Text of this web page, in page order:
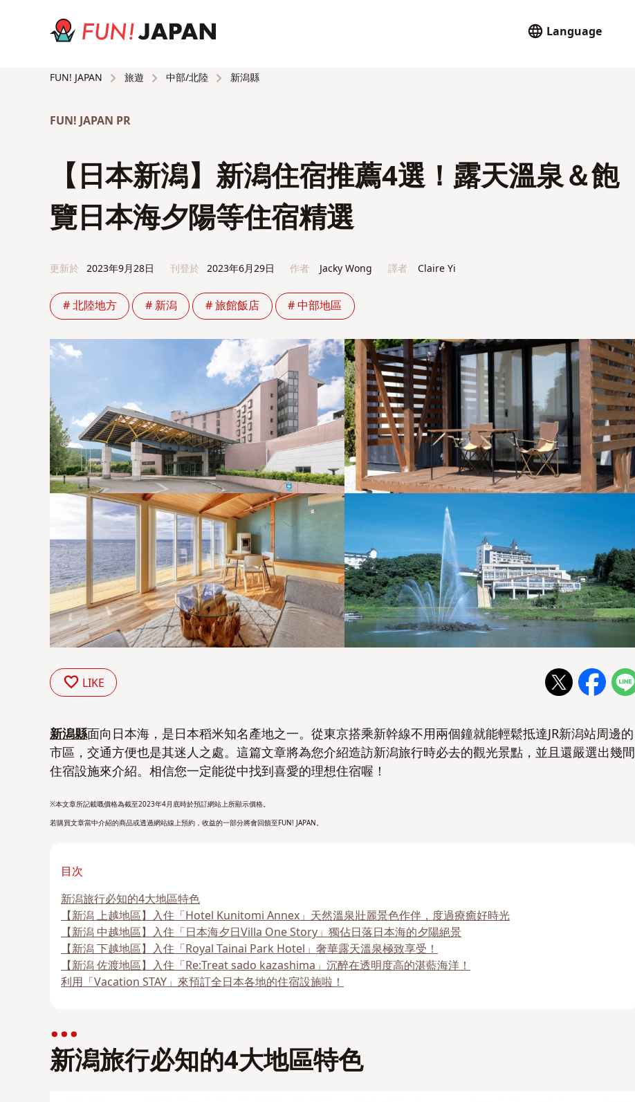
Language
FUN! JAPAN 旅遊 中部/北陸 新潟縣
FUN! JAPAN PR
【日本新潟】新潟住宿推薦4選！露天溫泉＆飽
覽日本海夕陽等住宿精選
更新於 2023年9月28日 刊登於 2023年6月29日 作者 Jacky Wong 譯者 Claire Yi
# 北陸地方 # 新潟 # 旅館飯店 # 中部地區
LIKE
新潟縣面向日本海，是日本稻米知名產地之一。從東京搭乘新幹線不用兩個鐘就能輕鬆抵達JR新潟站周邊的
市區，交通方便也是其迷人之處。這篇文章將為您介紹造訪新潟旅行時必去的觀光景點，並且還嚴選出幾間
住宿設施來介紹。相信您一定能從中找到喜愛的理想住宿喔 ！
※本文章所記載嘅價格為截至2023年4月底時於預訂網站上所顯示價格。
若購買文章當中介紹的商品或透過網站線上預約，收益的一部分將會回饋至FUN! JAPAN。
目次
新潟旅行必知的4大地區特色
【新潟 上越地區】入住「Hotel Kunitomi Annex」天然溫泉壯麗景色作伴，度過療癒好時光
【新潟 中越地區】入住「日本海夕日Villa One Story」獨佔日落日本海的夕陽絕景
【新潟 下越地區】入住「Royal Tainai Park Hotel」奢華露天溫泉極致享受！
【新潟 佐渡地區】入住「Re:Treat sado kazashima」沉醉在透明度高的湛藍海洋！
利用「Vacation STAY」來預訂全日本各地的住宿設施啦！
新潟旅行必知的4大地區特色